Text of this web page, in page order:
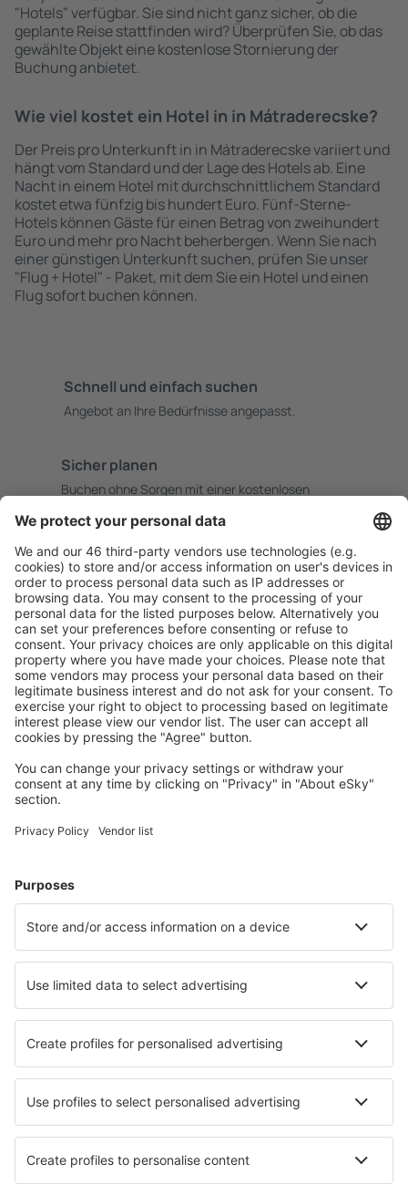
"Hotels" verfügbar. Sie sind nicht ganz sicher, ob die
geplante Reise stattfinden wird? Überprüfen Sie, ob das
gewählte Objekt eine kostenlose Stornierung der
Buchung anbietet.
Wie viel kostet ein Hotel in in Mátraderecske?
Der Preis pro Unterkunft in in Mátraderecske variiert und
hängt vom Standard und der Lage des Hotels ab. Eine
Nacht in einem Hotel mit durchschnittlichem Standard
kostet etwa fünfzig bis hundert Euro. Fünf-Sterne-
Hotels können Gäste für einen Betrag von zweihundert
Euro und mehr pro Nacht beherbergen. Wenn Sie nach
einer günstigen Unterkunft suchen, prüfen Sie unser
"Flug + Hotel" - Paket, mit dem Sie ein Hotel und einen
Flug sofort buchen können.
Schnell und einfach suchen
Angebot an Ihre Bedürfnisse angepasst.
Sicher planen
Buchen ohne Sorgen mit einer kostenlosen
Mehr sparen
Attraktive Preise und Spezialangebote für eingeloggte
Benutzer.
Unterkünfte, die Sie mögen
Wählen Sie aus über 1,3 Millionen Unterkünften: Hotels,
Hütten, Apartments und andere.
Hotels in Ungarn - Beliebte Städte
Hotels in Budapest Hotels in Tiszaug
Hotels in Kőröshegy Hotels in Teleki
Die besten Hotels - Städte
Hotels in Oostzaan Hotels in Bad Berneck im Fichtelgebirge
Hotels in Old Bar Hotels in Castelnau-de-Montmiral